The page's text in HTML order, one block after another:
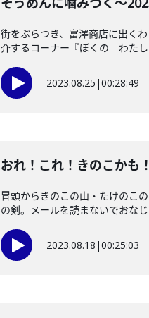
街をぶらつき、富澤商店に出く
介するコーナー『ぼくの わた
2023.08.25 |00:28:49
おれ！これ！きのこかも
冒頭からきのこの山・たけのこ
の剣。メールを読まないでおな
2023.08.18 |00:25:03